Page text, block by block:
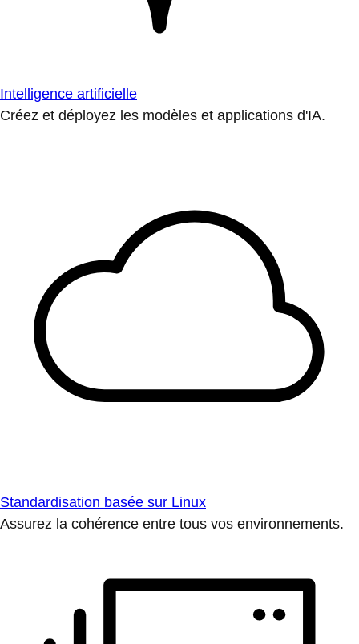
Intelligence artificielle
Créez et déployez les modèles et applications d'IA.
Standardisation basée sur Linux
Assurez la cohérence entre tous vos environnements.